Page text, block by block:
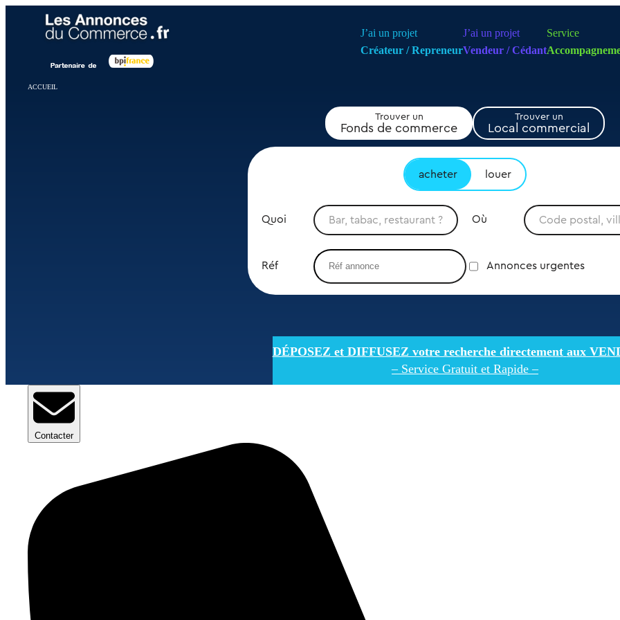
J’ai un projet
Créateur / Repreneur
J’ai un projet
Vendeur / Cédant
Service
ACCUEIL
Trouver un
Fonds de commerce
Trouver un
Local commercial
acheter louer
Quoi Où
Réf Annonces urgentes
DÉPOSEZ et DIFFUSEZ votre recherche directement aux
– Service Gratuit et Rapide –
Contacter
Panneau de gestion des cookies